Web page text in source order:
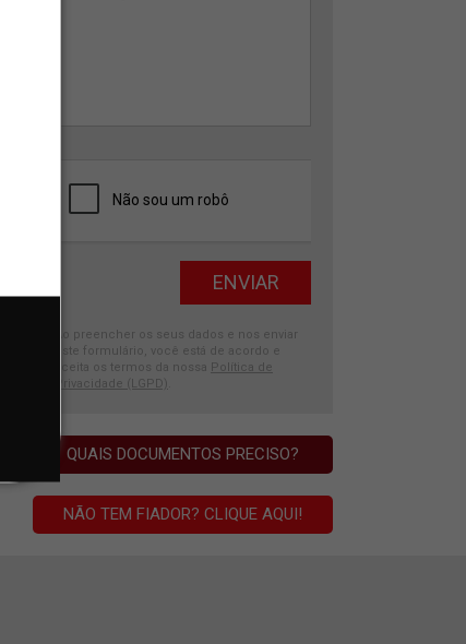
Ao preencher os seus dados e nos enviar
este formulário, você está de acordo e
aceita os termos da nossa
Política de
Privacidade (LGPD)
QUAIS DOCUMENTOS PRECISO?
NÃO TEM FIADOR? CLIQUE AQUI!